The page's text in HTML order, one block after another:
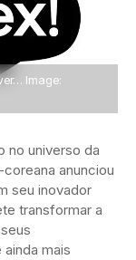
Image:
no universo da
anunciou
seu inovador
transformar a
mais